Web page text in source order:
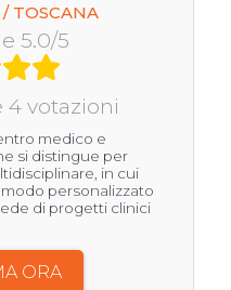
TOSCANA
5.0/5
votazioni
medico e
si distingue per
in cui
personalizzato
di progetti clinici
ORA